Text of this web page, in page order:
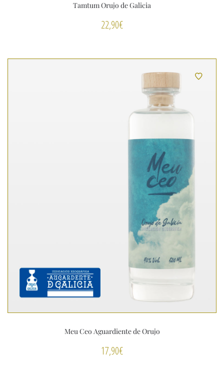
Tamtum Orujo de Galicia
22,90€
Meu Ceo Aguardiente de Orujo
17,90€